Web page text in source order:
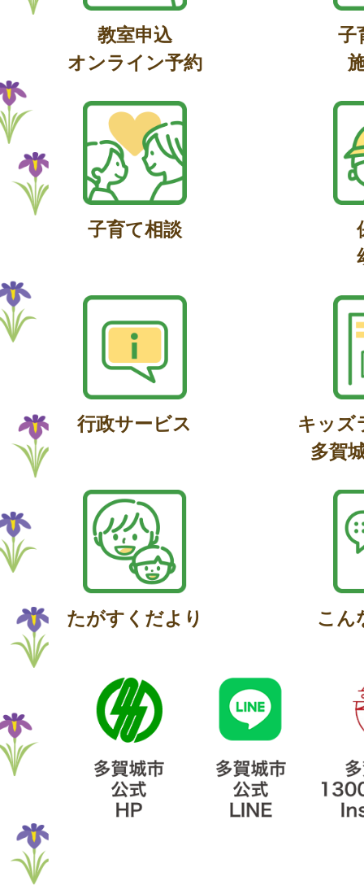
教室申込
オンライン予約
子
子育て相談
行政サービス
キッズ
多賀
たがすくだより こん